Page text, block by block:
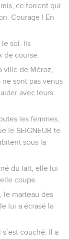
ce torrent qui
Courage ! En
sol. Ils
de course.
ville de Méroz,
ne sont pas venus
avec leurs
les femmes,
le SEIGNEUR te
sous la
du lait, elle lui
coupe.
le marteau des
lui a écrasé la
couché. Il a